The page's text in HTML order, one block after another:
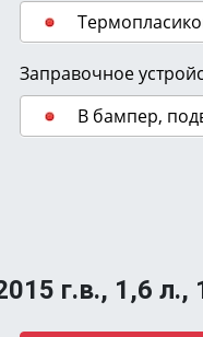
Заправочное
В бампер,
г.в., 1,6 л.,